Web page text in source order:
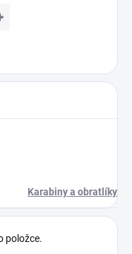
Karabiny a obratlíky
položce.